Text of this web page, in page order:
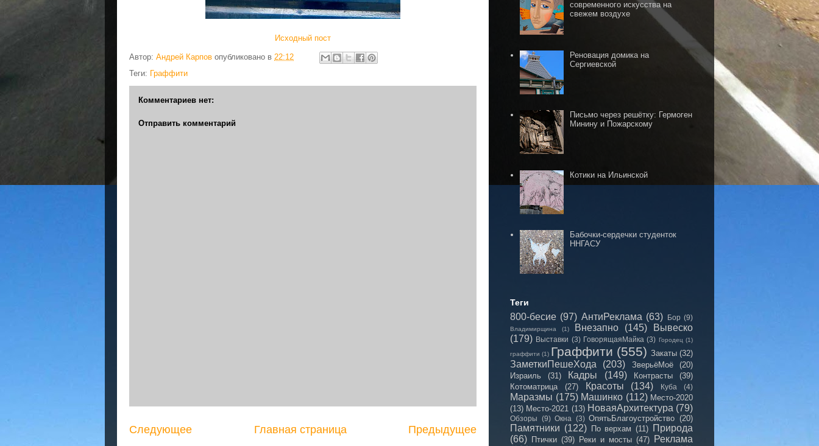
Исходный пост
Автор: Андрей Карпов опубликовано в 22:12
Теги: Граффити
Комментариев нет:
Отправить комментарий
Следующее Предыдущее
Главная страница
современного искусства на
свежем воздухе
Реновация домика на
Сергиевской
Письмо через решётку: Гермоген
Минину и Пожарскому
Котики на Ильинской
Бабочки-сердечки студенток
ННГАСУ
Теги
800-бесие (97) АнтиРеклама (63) Бор (9)
Владимирщина (1) Внезапно (145)
Вывеско
(179) Выставки (3) ГоворящаяМайка (3) Городец (1)
граффити (1) Граффити (555) Закаты (32)
ЗаметкиПешеХода (203) ЗверьёМоё
(20)
Израиль
(31) Кадры (149) Контрасты
(39)
Котоматрица
(27) Красоты (134) Куба (4)
Маразмы (175) Машинко (112) Место-2020
(13) Место-2021 (13) НоваяАрхитектура (79)
Обзоры (9) Окна (3) ОпятьБлагоустройство (20)
Памятники (122) По верхам (11) Природа
(66) Птички (39) Реки и мосты (47) Реклама